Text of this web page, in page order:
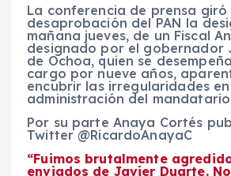
La conferencia de prensa
desaprobación del PAN la
mañana jueves, de un Fiscal
designado por el gobernador
de Ochoa, quien se
cargo por nueve años,
encubrir las irregularidades
administración del
Por su parte Anaya Cortés
Twitter @RicardoAnayaC
“Fuimos brutalmente
enviados de Javier Duarte.